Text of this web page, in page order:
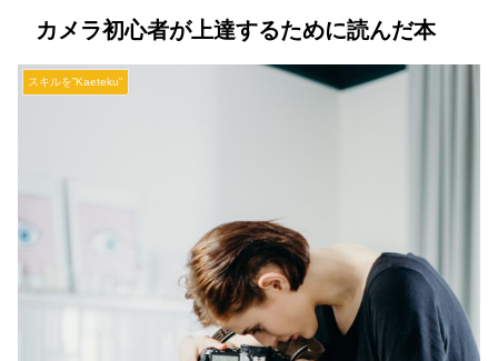
カメラ初心者が上達するために読んだ本
スキルを”Kaeteku"